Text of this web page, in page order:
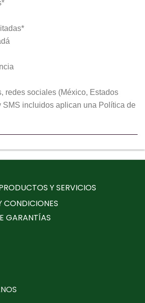
redes sociales (México, Estados
SMS incluidos aplican una Política de
Y SERVICIOS
CONDICIONES
GARANTÍAS